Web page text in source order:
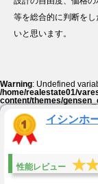
等を総合的に判断を
いと思います。
Warning: Undefined
/home/realestate01/
content/themes/
イシンホ
性能レビュー